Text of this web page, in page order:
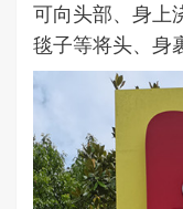
可向头部、身上
毯子等将头、身